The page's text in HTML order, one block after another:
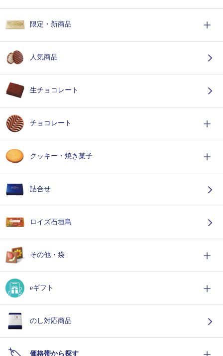
限定・新商品
人気商品
生チョコレート
チョコレート
クッキー・焼き菓子
詰合せ
ロイズ石垣島
その他・袋
eギフト
のし対応商品
価格帯から探す